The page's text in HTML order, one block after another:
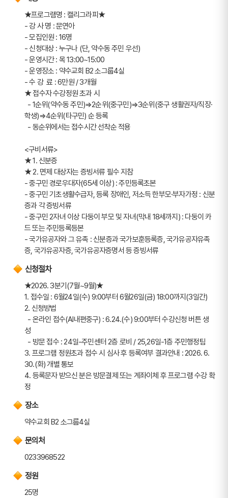
★프로그램명 : 캘리그라피★
- 강 사 명 : 문연아
- 모집인원 : 16명
- 신청대상 : 누구나 (단, 약수동 주민 우선)
- 운영시간 : 목 13:00~15:00
- 운영장소 : 약수교회 B2 소그룹4실
- 수 강  료 : 6만원 / 3개월
★ 접수자 수강정원 초과 시
학생)⇒4순위(타구민) 순 등록
  - 동순위에서는 접수시간 선착순 적용
<구비서류>
★ 1. 신분증
★ 2. 면제 대상자는 증빙서류 필수 지참
- 중구민 경로우대자(65세 이상) : 주민등록초본
- 중구민 기초생활수급자, 등록 장애인, 저소득 한부모·부자가정 : 신분
증과 각 증빙서류
- 중구민 2자녀 이상 다둥이 부모 및 자녀(막내 18세까지) : 다둥이 카
드 또는 주민등록등본
- 국가유공자와 그 유족 : 신분증과 국가보훈등록증, 국가유공자유족
증, 국가유공자증, 국가유공자증명서 등 증빙서류
신청절차
★2026. 3분기(7월~9월)★
1. 접수일 : 6월24일(수) 9:00부터 6월26일(금) 18:00까지(3일간)
2. 신청방법
성
  - 방문 접수 : 24일-주민센터 2층 로비 / 25,26일-1층 주민행정팀
3. 프로그램 정원초과 접수 시 심사 후 등록여부 결과안내 : 2026. 6.
30.(화) 개별 통보
4. 등록문자 받으신 분은 방문결제 또는 계좌이체 후 프로그램 수강 확
정
장소
약수교회 B2 소그룹4실
문의처
0233968522
정원
25명